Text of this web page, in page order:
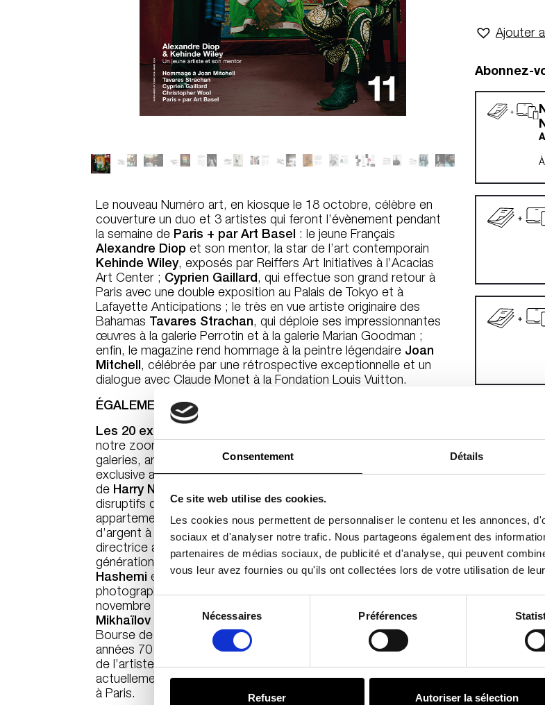
Consentement Détails
Ce site web utilise des cookies.
Les cookies nous permettent de personnaliser le contenu et les annonces,
sociaux et d'analyser notre trafic. Nous partageons également des
partenaires de médias sociaux, de publicité et d'analyse, qui peuvent
vous leur avez fournies ou qu'ils ont collectées lors de votre utilisation de
Nécessaires Préférences
Refuser Autoriser la sélection
Le nouveau Numéro art, en kiosque le 18 octobre, célèbre en
couverture un duo et 3 artistes qui feront l’évènement pendant
la semaine de Paris + par Art Basel : le jeune Français
Alexandre Diop et son mentor, la star de l’art contemporain
Kehinde Wiley, exposés par Reiffers Art Initiatives à l’Acacias
Art Center ; Cyprien Gaillard, qui effectue son grand retour à
Paris avec une double exposition au Palais de Tokyo et à
Lafayette Anticipations ; le très en vue artiste originaire des
Bahamas
Tavares Strachan, qui déploie ses impressionnantes
œuvres à la galerie Perrotin et à la galerie Marian Goodman ;
enfin, le magazine rend hommage à la peintre légendaire Joan
Mitchell, célébrée par une rétrospective exceptionnelle et un
dialogue avec Claude Monet à la Fondation Louis Vuitton.
ÉGALEMENT AU SOMMAIRE DE CE
Les 20 expositions à voir pendant Paris +
notre zoom sur la programmation de la foire entre jeunes
galeries, art talks et installation place Vendôme, une interview
exclusive avec le très discretChristopher Wool, notre portrait
de Harry Nuriev
disruptifs de sa génération, nous ouvre les portes de son nouvel
appartement parisien), un entretien entreAli Cherri, Lion
d’argent à la 59e Biennale de Venise, etCecilia Alemani,
directrice artistique de la Biennale, un focus sur la jeune
génération de l’art contemporain avec l’Iranienne
Tirdad
Hashemi et le FrançaisNadjib Ben Ali, la nouvelle série du jeune
photographe Jean-Vincent Simonetqui sera présentée en
novembre à Paris Photo, le grand photographe ukrainien
Mikhaïlov à la Maison Européenne de la Photographie et à la
Bourse de commerce, le New York gay et underground des
années 70 et 80 avecLarry Stanton
, et une création originale
de l’artisteP. Staff, dont le travail hypersensoriel est
actuellement visible à la Biennale de Venise et à la galerie Sultana
à Paris.
Ajouter
Abonnez-